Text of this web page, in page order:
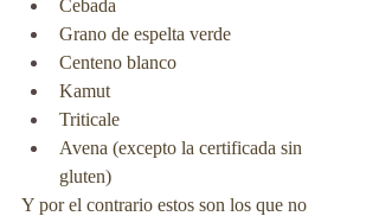
Cebada
Grano de espelta verde
Centeno blanco
Kamut
Triticale
Avena (excepto la certificada sin
gluten)
Y por el contrario estos son los que no